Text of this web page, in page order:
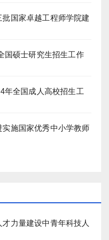
国家卓越工程师学院建
国硕士研究生招生工作
年全国成人高校招生工
施国家优秀中小学教师
力量建设中青年科技人